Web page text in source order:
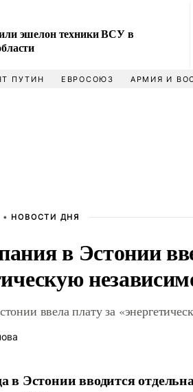
эшелон техники ВСУ в
ПУТИН ЕВРОСОЮЗ АРМИЯ И
НОВОСТИ ДНЯ
в Эстонии
ввела плату за
в Эстонии вводится